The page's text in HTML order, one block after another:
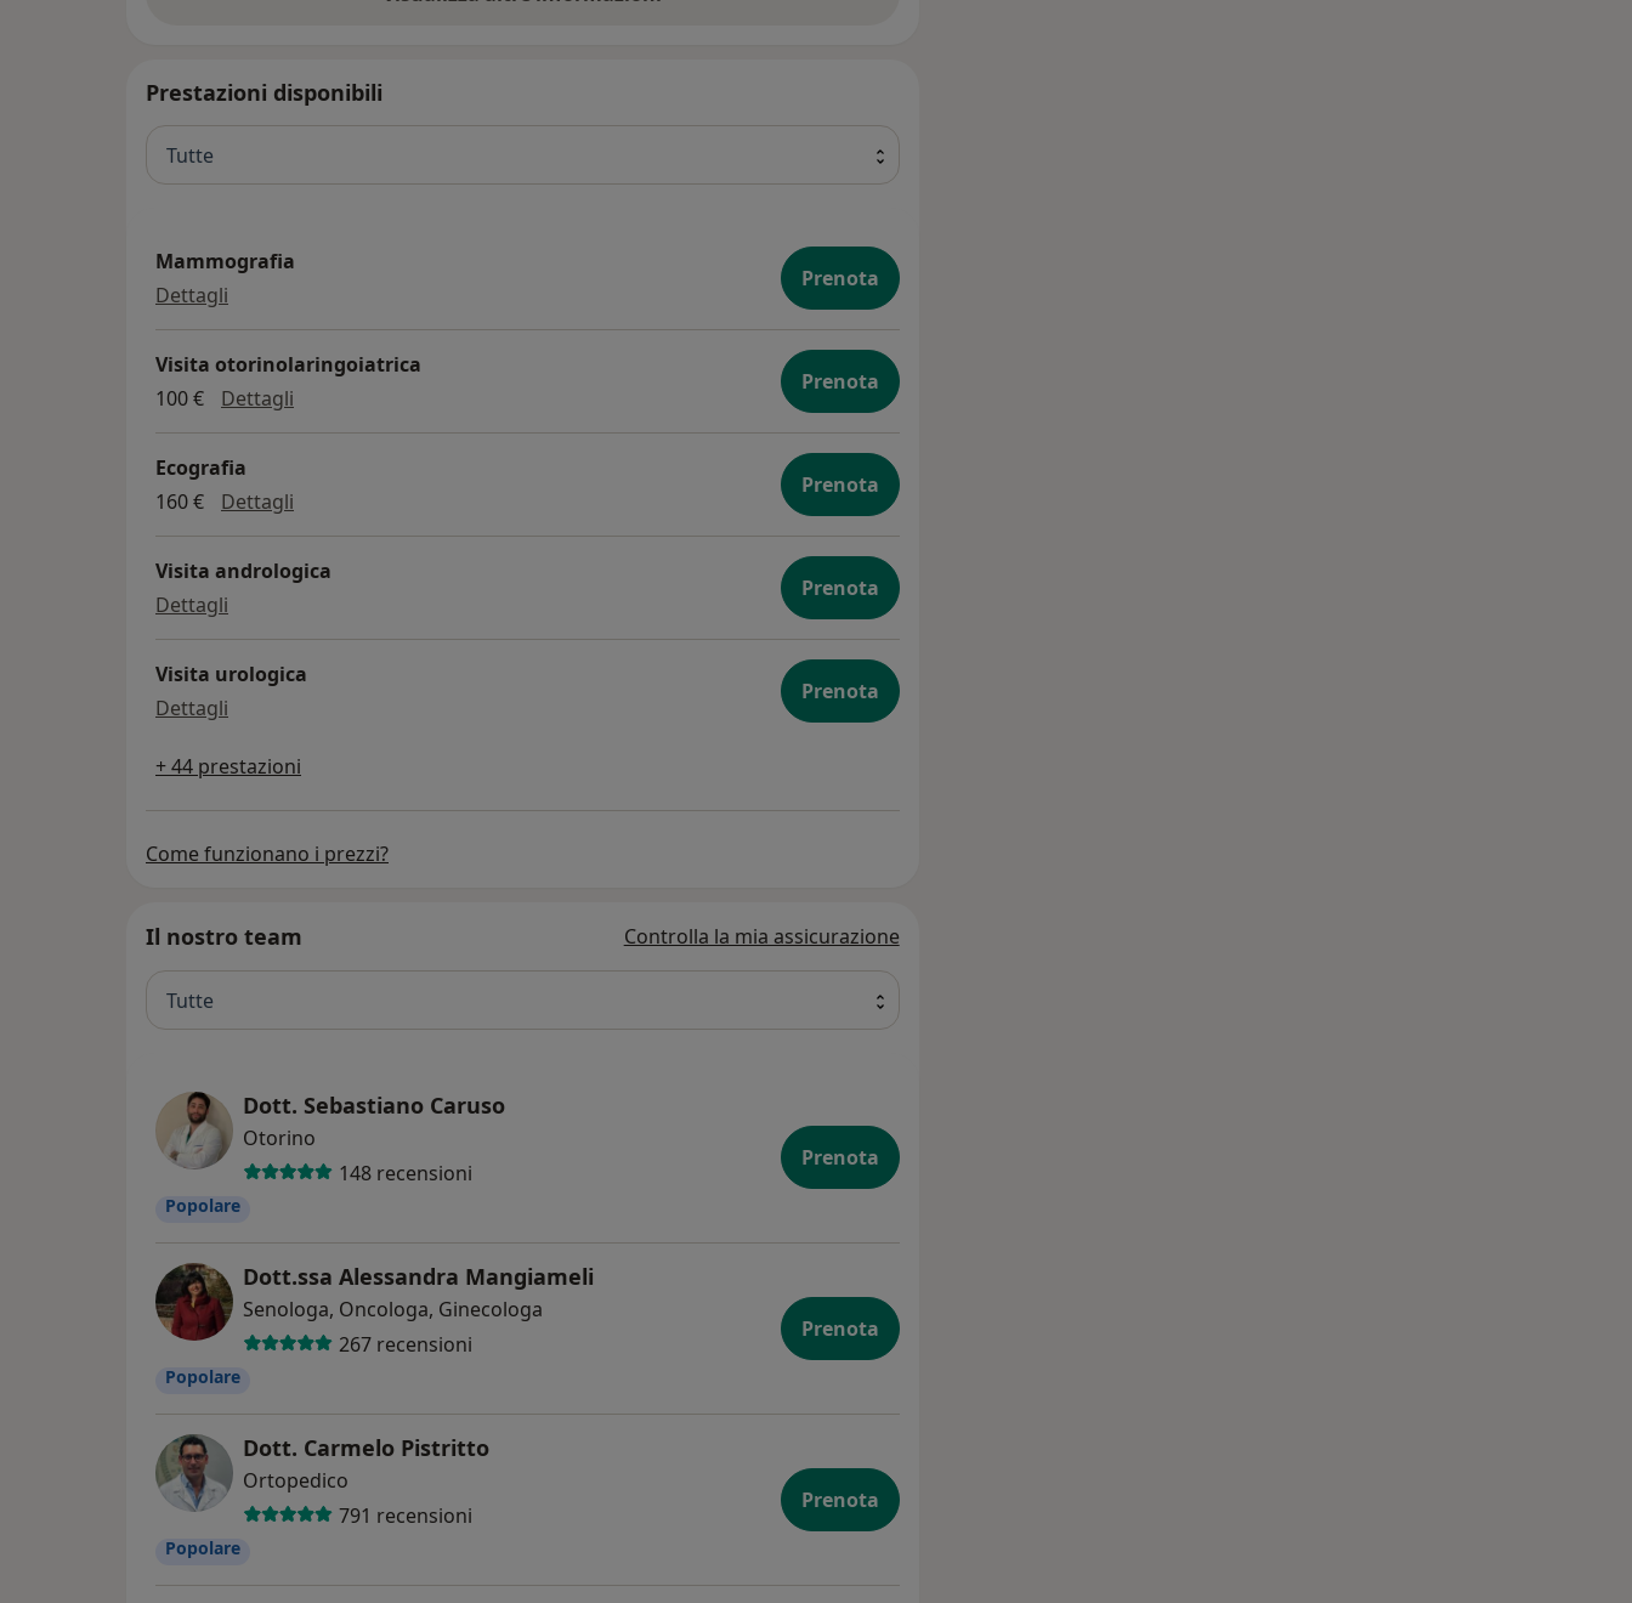
Prestazioni disponibili
Tutte
Mammografia
Dettagli
Prenota
Visita otorinolaringoiatrica
100 €
Dettagli
Prenota
Ecografia
160 €
Dettagli
Prenota
Visita andrologica
Dettagli
Prenota
Visita urologica
Dettagli
Prenota
+ 44 prestazioni
Come funzionano i prezzi?
Il nostro team Controlla la mia assicurazione
Tutte
Dott. Sebastiano Caruso
Otorino
148 recensioni
Popolare
Prenota
Dott.ssa Alessandra Mangiameli
Senologa, Oncologa, Ginecologa
267 recensioni
Popolare
Prenota
Dott. Carmelo Pistritto
Ortopedico
791 recensioni
Popolare
Prenota